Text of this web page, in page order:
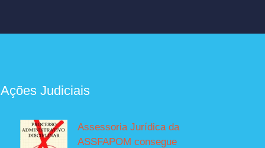
Judiciais
Assessoria Jurídica da
ASSFAPOM consegue